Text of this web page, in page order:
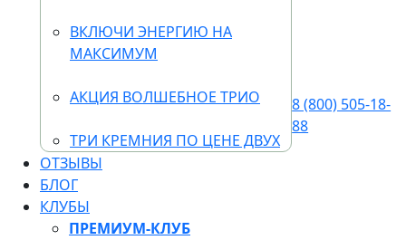
ВКЛЮЧИ ЭНЕРГИЮ НА
МАКСИМУМ
АКЦИЯ ВОЛШЕБНОЕ ТРИО
ТРИ КРЕМНИЯ ПО ЦЕНЕ ДВУХ
ОТЗЫВЫ
БЛОГ
КЛУБЫ
ПРЕМИУМ-КЛУБ
8 (800) 505-18-
88